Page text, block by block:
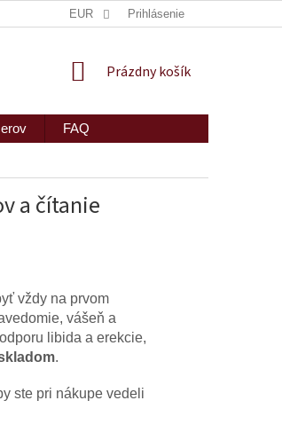
MAPA SERVERU 2PEOPLE S.R.O.
EUR Prihlásenie
NÁKUPNÝ
Prázdny košík
FAQ
a čítanie
vždy na prvom
vášeň a
libida a erekcie,
.
ste pri nákupe vedeli